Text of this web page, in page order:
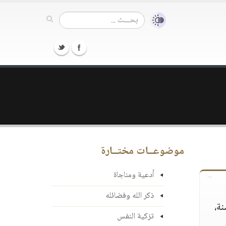
موضوعــات مختــارة
أدعية ومناجاة
ذكر الله وفضائله
تزكية النفس